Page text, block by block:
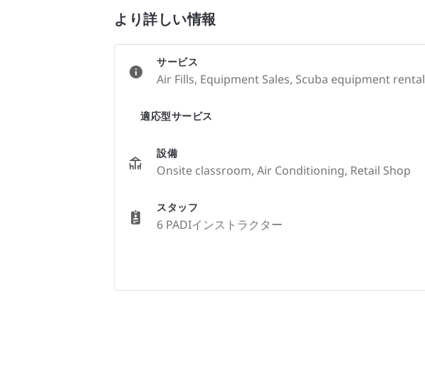
より詳しい情報
サービス
Air Fills, Equipment Sales, Scuba equipment rental
適応型サービス
設備
Onsite classroom, Air Conditioning, Retail Shop
スタッフ
6 PADIインストラクター